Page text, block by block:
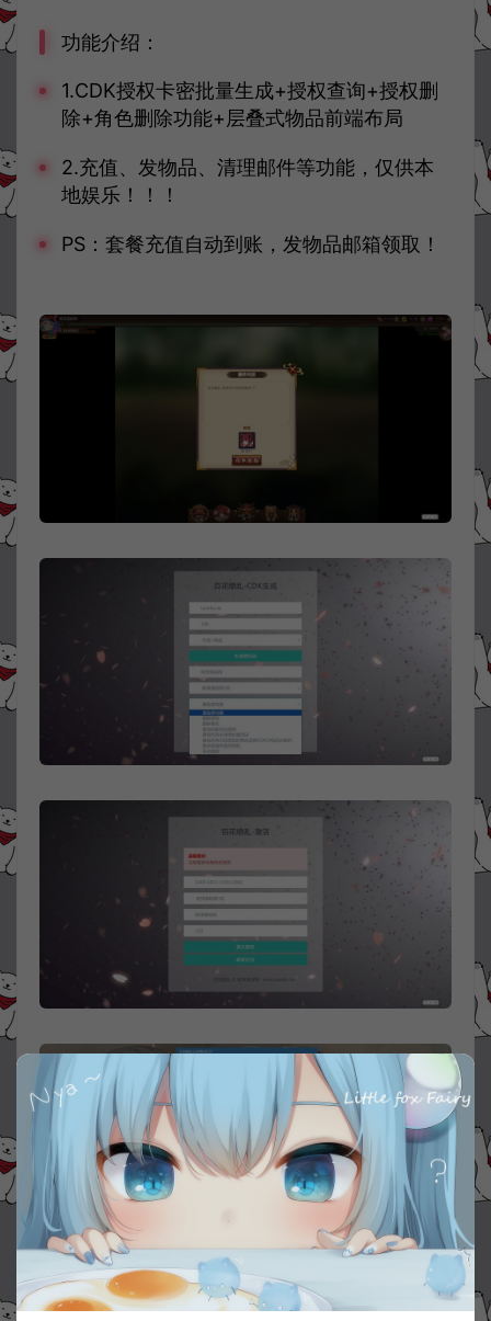
功能介绍：
1.CDK授权卡密批量生成+授权查询+授权删
除+角色删除功能+层叠式物品前端布局
2.充值、发物品、清理邮件等功能，仅供本
地娱乐！！！
PS：套餐充值自动到账，发物品邮箱领取！